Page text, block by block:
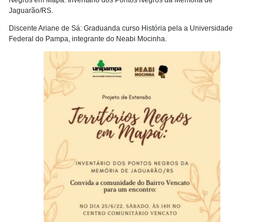
Jaguarão/RS.
Discente Ariane de Sá: Graduanda curso História pela a Universidade
Federal do Pampa, integrante do Neabi Mocinha.